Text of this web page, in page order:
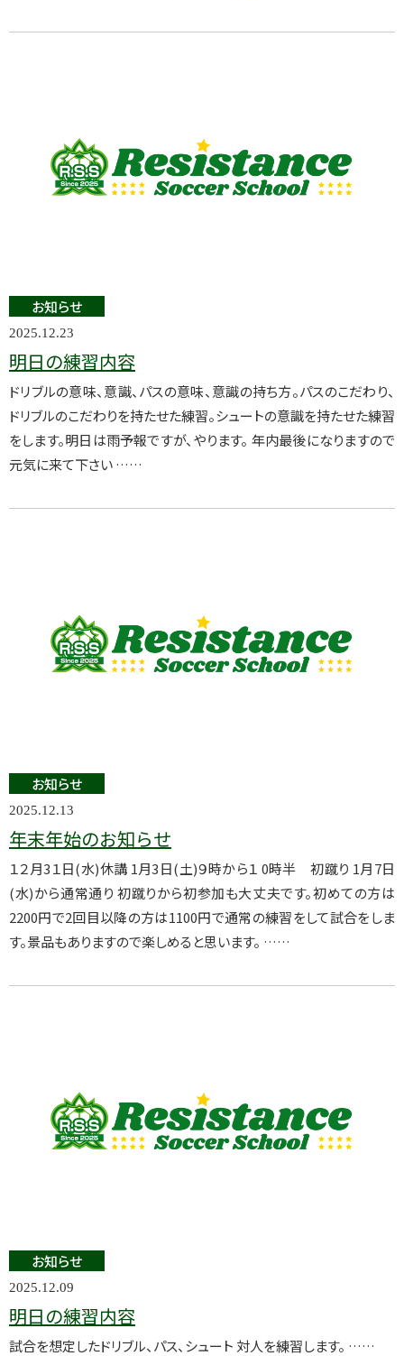
お知らせ
2025.12.23
明日の練習内容
ドリブルの意味、意識、パスの意味、意識の持ち方。パスのこだわり、
ドリブルのこだわりを持たせた練習。シュートの意識を持たせた練習
をします。明日は雨予報ですが、やります。 年内最後になりますので
元気に来て下さい ……
お知らせ
2025.12.13
年末年始のお知らせ
１２月3１日(水)休講 1月3日(土)９時から１ 0時半 初蹴り 1月7日
(水)から通常通り 初蹴りから初参加も大丈夫です。初めての方は
2200円で2回目以降の方は1100円で通常の練習をして試合をしま
す。景品もありますので楽しめると思います。 ……
お知らせ
2025.12.09
明日の練習内容
試合を想定したドリブル、パス、シュート 対人を練習します。 ……